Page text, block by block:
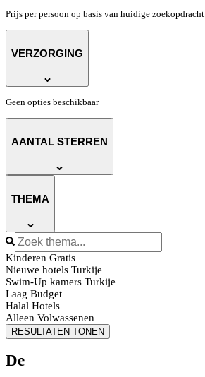
Prijs per persoon op basis van huidige zoekopdracht.
VERZORGING
Geen opties beschikbaar
AANTAL STERREN
THEMA
Kinderen Gratis
Nieuwe hotels Turkije
Swim-Up kamers Turkije
Laag Budget
Halal Hotels
Alleen Volwassenen
RESULTATEN TONEN
De